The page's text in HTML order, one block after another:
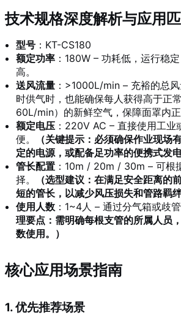
技术规格深度解析与应用
型号 ：KT-CS180
额定功率 ：180W – 功耗低，运行稳
高。
送风流量 ：>1000L/min – 充裕的总
时供气时，也能确保每人获得高于正
60L/min）的新鲜空气，保障面罩内正
额定电压 ：220V AC – 直接使用工业
便。
（关键提示：必须确保作业现场
定的电源，或配备足功率的便携式发电
管长配置 ：10m / 20m / 30m – 可根
择。
（选型建议：在满足安全距离的
短的管长，以减少风压损失和管路羁绊
使用人数 ：1~4人 – 通过分气箱或歧
理要点：需明确每根支管的所属人员
数使用。）
核心应用场景指南
1. 优先推荐场景